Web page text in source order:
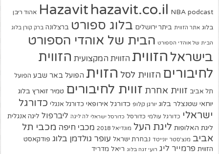
Hazavit hazavit.co.il NBA podcast אהוד ריבן
בלוג אתר הזווית ביתר ירושלים בלוג ספורט ברצלונה ברק קורן בלוג
הבית של אוהדי הספורט הבית של אוהדי הספורט
בישראל הזווית הזווית המקצועית הזווית
לחיבורים הזווית לסל הזוית הפועל באר שבע הפועל
תל אביב זווית אחרת זווית לחיבורים טמיר זוארץ בלוג
יוחאי שטנצלר בלוג יורגן קלופ כדורגל אירופאי כדורגל אנגלי כדורגל
ישראלי כדורגל עולמי כדורסל כדורסל ישראלי לה ליגה ליברפול ליגה אנגלית
ליגת האלופות ליגת העל מונדיאל 2018 מכבי חיפה מכבי תל
אביב מנצ'סטר יונייטד נבחרת ישראל עופר גולדמן בלוג פודקאסט
הזווית פרמייר ליג רועי זגה בלוג ריאל מדריד